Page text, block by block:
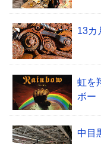
13カ
虹を
ボー
中目